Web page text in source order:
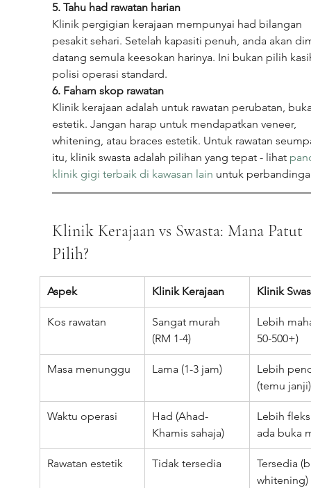
5. Tahu had rawatan harian
Klinik pergigian kerajaan mempunyai had bilangan
pesakit sehari. Setelah kapasiti penuh, anda akan
datang semula keesokan harinya. Ini bukan pilih
polisi operasi standard.
6. Faham skop rawatan
Klinik kerajaan adalah untuk rawatan perubatan,
estetik. Jangan harap untuk mendapatkan veneer,
whitening, atau braces estetik. Untuk rawatan
itu, klinik swasta adalah pilihan yang tepat - lihat
klinik gigi terbaik di kawasan lain untuk
Klinik Kerajaan vs Swasta: Mana Patut
Pilih?
Aspek Klinik Kerajaan Klinik
Kos rawatan
Sangat murah
(RM 1-4)
Lebih
50-500+)
Masa menunggu Lama (1-3 jam)
Lebih
(temu janji)
Waktu operasi
Had (Ahad-
Khamis sahaja)
Lebih
ada buka
Rawatan estetik Tidak tersedia
Tersedia
whitening)